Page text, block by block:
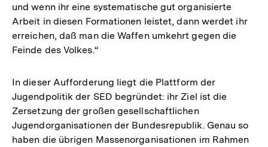
und wenn ihr eine systematische gut organisierte
Arbeit in diesen Formationen leistet, dann werdet ihr
erreichen, daß man die Waffen umkehrt gegen die
Feinde des Volkes.“
In dieser Aufforderung liegt die Plattform der
Jugendpolitik der SED begründet: ihr Ziel ist die
Zersetzung der großen gesellschaftlichen
Jugendorganisationen der Bundesrepublik. Genau so
haben die übrigen Massenorganisationen im Rahmen